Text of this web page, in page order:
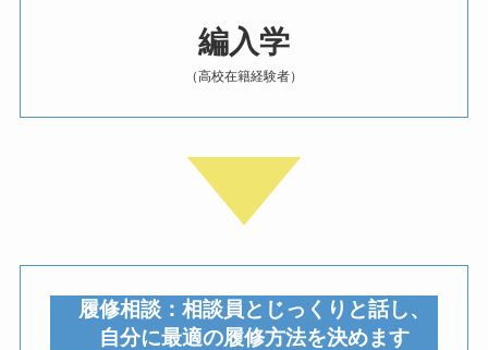
編入学
（高校在籍経験者）
履修相談：相談員とじっくりと話し、
自分に最適の履修方法を決めます